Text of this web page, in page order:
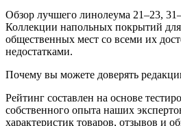
Обзор лучшего линолеума 21–23,
Коллекции напольных покрытий
общественных мест со всеми их
недостатками.
Почему вы можете доверять
Рейтинг составлен на основе
собственного опыта наших
характеристик товаров, отзывов и